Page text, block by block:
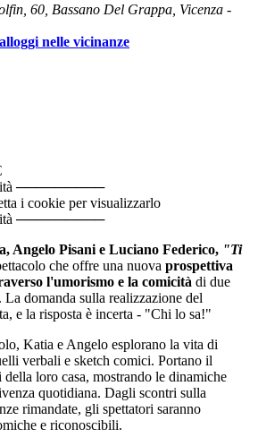
60, Bassano Del Grappa , Vicenza -
nelle vicinanze
─────────
i cookie per visualizzarlo
─────────
Angelo Pisani e Luciano Federico, "Ti
che offre una nuova prospettiva
l'umorismo e la comicità di due
domanda sulla realizzazione del
e la risposta è incerta - "Chi lo sa!"
Katia e Angelo esplorano la vita di
verbali e sketch comici. Portano il
loro casa, mostrando le dinamiche
quotidiana. Dagli scontri sulla
rimandate, gli spettatori saranno
e riconoscibili.